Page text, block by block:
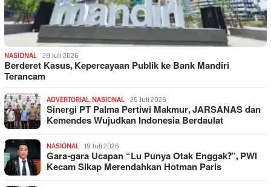
NASIONAL 29 Juli 2026
Berderet Kasus, Kepercayaan Publik ke Bank Mandiri
Terancam
ADVERTORIAL, NASIONAL 25 Juli 2026
Sinergi PT Palma Pertiwi Makmur, JARSANAS dan
Kemendes Wujudkan Indonesia Berdaulat
NASIONAL 19 Juli 2026
Gara-gara Ucapan “Lu Punya Otak Enggak?”, PWI
Kecam Sikap Merendahkan Hotman Paris